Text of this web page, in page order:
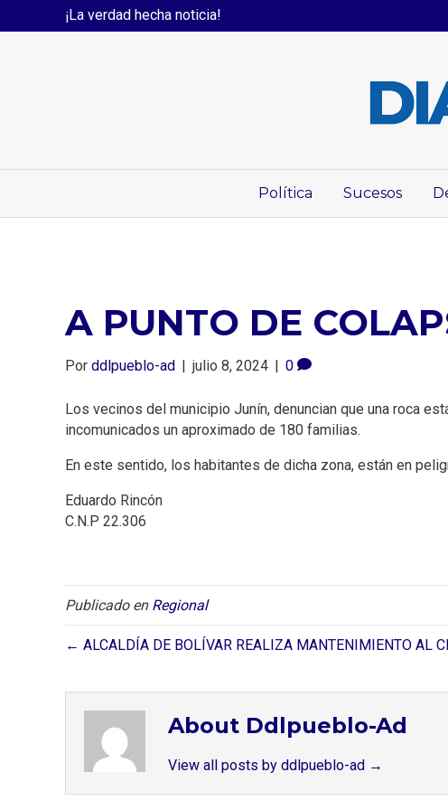
¡La verdad hecha noticia!
Política Sucesos
A PUNTO DE
Por ddlpueblo-ad | julio 8, 2024 | 0
Los vecinos del municipio Junín, denuncian que una roca
incomunicados un aproximado de 180 familias.
En este sentido, los habitantes de dicha zona, están en
Eduardo Rincón
C.N.P 22.306
Publicado en Regional
← ALCALDÍA DE BOLÍVAR REALIZA MANTENIMIENTO AL
About Ddlpueblo-Ad
View all posts by ddlpueblo-ad →